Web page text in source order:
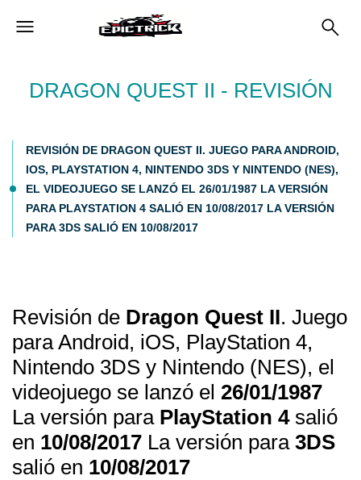
DRAGON QUEST II - REVISIÓN
REVISIÓN DE DRAGON QUEST II. JUEGO PARA ANDROID,
IOS, PLAYSTATION 4, NINTENDO 3DS Y NINTENDO (NES),
EL VIDEOJUEGO SE LANZÓ EL 26/01/1987 LA VERSIÓN
PARA PLAYSTATION 4 SALIÓ EN 10/08/2017 LA VERSIÓN
PARA 3DS SALIÓ EN 10/08/2017
Revisión de Dragon Quest II. Juego
para Android, iOS, PlayStation 4,
Nintendo 3DS y Nintendo (NES), el
videojuego se lanzó el 26/01/1987
La versión para PlayStation 4salió
en 10/08/2017 La versión para 3DS
salió en 10/08/2017